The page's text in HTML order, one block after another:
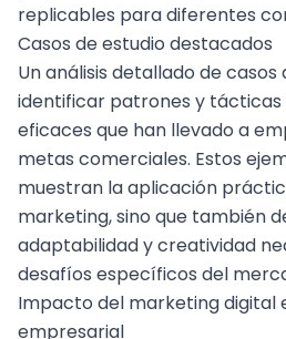
replicables para diferentes
Casos de estudio destacados
Un análisis detallado de
identificar patrones y
eficaces que han llevado a
metas comerciales. Estos
muestran la aplicación
marketing, sino que también
adaptabilidad y creatividad
desafíos específicos del
Impacto del marketing digital
empresarial